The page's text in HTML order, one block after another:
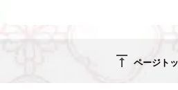
vertical_align_top ページト